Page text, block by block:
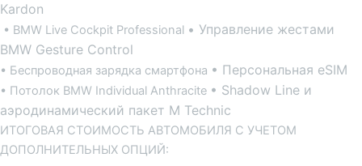
Kardon
• BMW Live Cockpit Professional • Управление жестами
BMW Gesture Control
• Беспроводная зарядка смартфона • Персональная eSIM
• Потолок BMW Individual Anthracite • Shadow Line и
аэродинамический пакет M Technic
ИТОГОВАЯ СТОИМОСТЬ АВТОМОБИЛЯ С УЧЕТОМ
ДОПОЛНИТЕЛЬНЫХ ОПЦИЙ: